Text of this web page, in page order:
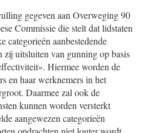
gegeven aan Overweging 90
Commissie die stelt dat lidstaten
categorieën aanbestedende
zij uitsluiten van gunning op basis
Hiermee worden de
en haar werknemers in het
Daarmee zal ook de
kunnen worden versterkt
aangewezen categorieën